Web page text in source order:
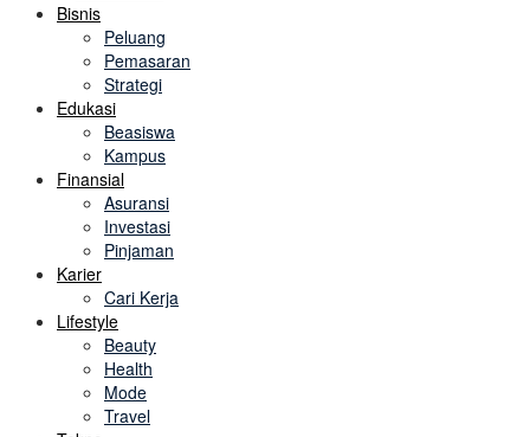
Bisnis
Peluang
Pemasaran
Strategi
Edukasi
Beasiswa
Kampus
Finansial
Asuransi
Investasi
Pinjaman
Karier
Cari Kerja
Lifestyle
Beauty
Health
Mode
Travel